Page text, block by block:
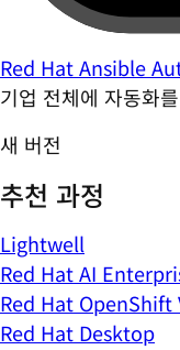
Red Hat Ansible
기업 전체에 자동화
새 버전
추천 과정
Lightwell
Red Hat AI
Red Hat
Red Hat Desktop